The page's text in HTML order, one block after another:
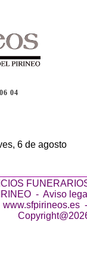
04
6 de agosto
- Aviso